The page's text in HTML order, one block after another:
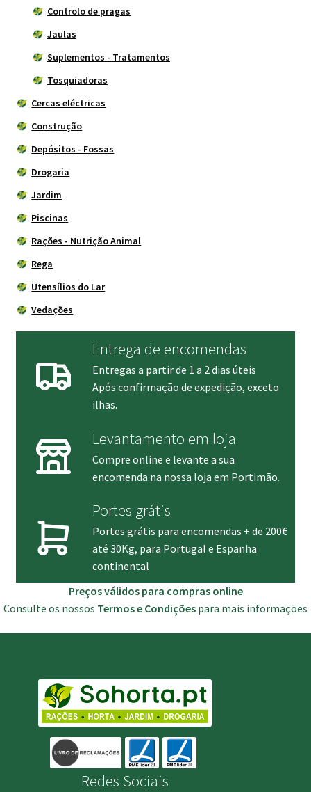
Controlo de pragas
Jaulas
Suplementos - Tratamentos
Tosquiadoras
Cercas eléctricas
Construção
Depósitos - Fossas
Drogaria
Jardim
Piscinas
Rações - Nutrição Animal
Rega
Utensílios do Lar
Vedações
Entrega de encomendas
Entregas a partir de 1 a 2 dias úteis
Após confirmação de expedição, exceto
ilhas.
Levantamento em loja
Compre online e levante a sua
encomenda na nossa loja em Portimão.
Portes grátis
Portes grátis para encomendas + de 200€
até 30Kg, para Portugal e Espanha
continental
Preços válidos para compras online
Consulte os nossos Termos e Condições para mais informações
Redes Sociais